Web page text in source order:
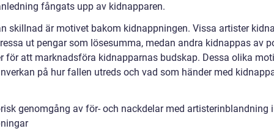
fångats upp av kidnapparen.
skillnad är motivet bakom kidnappningen. Vissa artister
ut pengar som lösesumma, medan andra kidnappas av
för att marknadsföra kidnapparnas budskap. Dessa olika
på hur fallen utreds och vad som händer med
genomgång av för- och nackdelar med artisterinblandning i